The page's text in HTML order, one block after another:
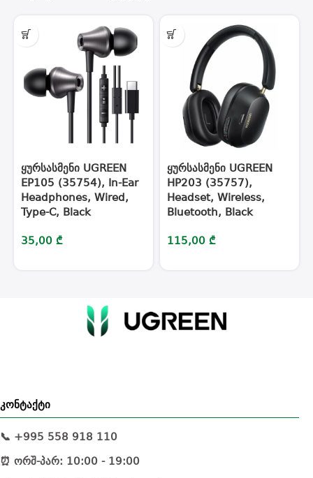
ყურსასმენი UGREEN
EP105 (35754), In-Ear
Headphones, Wired,
Type-C, Black
35,00 ₾
ყურსასმენი UGREEN
HP203 (35757),
Headset, Wireless,
Bluetooth, Black
115,00 ₾
კონტაქტი
📞 +995 558 918 110
⏰ ორშ-პარ: 10:00 - 19:00